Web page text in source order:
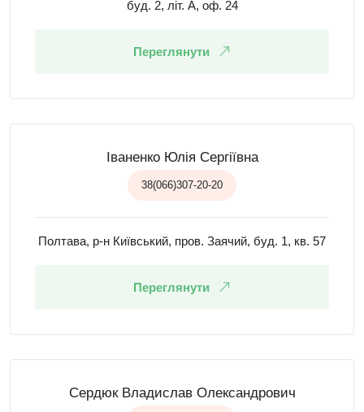
буд. 2, літ. А, оф. 24
Переглянути
Іваненко Юлія Сергіївна
38(066)307-20-20
Полтава, р-н Київський, пров. Заячий, буд. 1, кв. 57
Переглянути
Сердюк Владислав Олександрович